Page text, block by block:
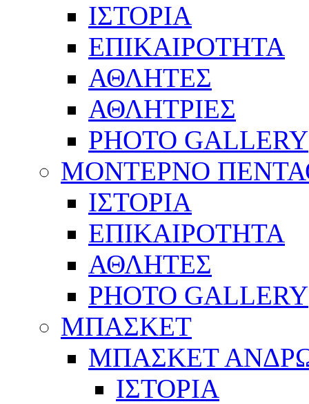
ΙΣΤΟΡΙΑ
ΕΠΙΚΑΙΡΟΤΗΤΑ
ΑΘΛΗΤΕΣ
ΑΘΛΗΤΡΙΕΣ
PHOTO GALLERY
ΜΟΝΤΕΡΝΟ
ΙΣΤΟΡΙΑ
ΕΠΙΚΑΙΡΟΤΗΤΑ
ΑΘΛΗΤΕΣ
PHOTO GALLERY
ΜΠΑΣΚΕΤ
ΜΠΑΣΚΕΤ
ΙΣΤΟΡΙΑ